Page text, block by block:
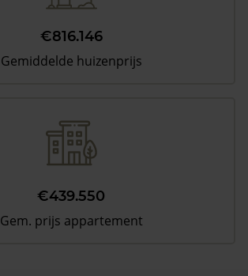
€816.146
Gemiddelde huizenprijs
€439.550
Gem. prijs appartement